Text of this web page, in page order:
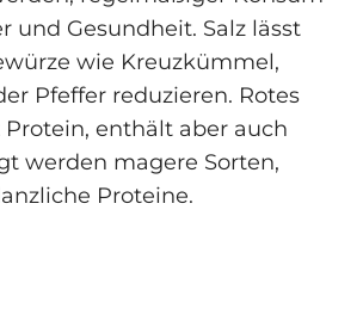
und Gesundheit. Salz lässt
wie Kreuzkümmel,
Pfeffer reduzieren. Rotes
Protein, enthält aber auch
werden magere Sorten,
Proteine.